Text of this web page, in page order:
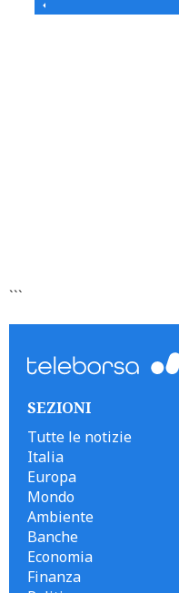
```
SEZIONI
Tutte le notizie
Italia
Europa
Mondo
Ambiente
Banche
Economia
Finanza